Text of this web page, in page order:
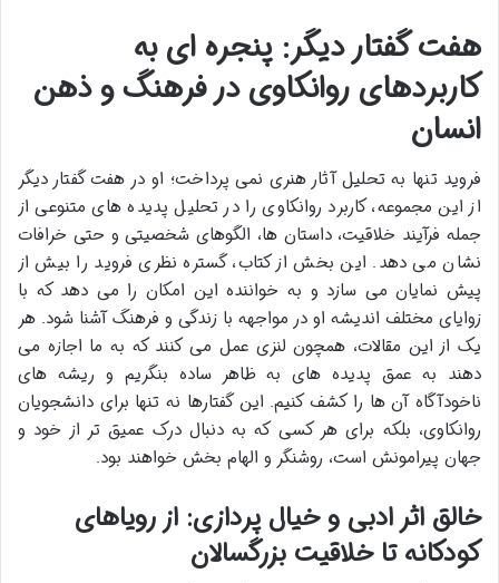
هفت گفتار دیگر: پنجره ای به
کاربردهای روانکاوی در فرهنگ و ذهن
انسان
فروید تنها به تحلیل آثار هنری نمی پرداخت؛ او در هفت گفتار دیگر
از این مجموعه، کاربرد روانکاوی را در تحلیل پدیده های متنوعی از
جمله فرآیند خلاقیت، داستان ها، الگوهای شخصیتی و حتی خرافات
نشان می دهد. این بخش از کتاب، گستره نظری فروید را بیش از
پیش نمایان می سازد و به خواننده این امکان را می دهد که با
زوایای مختلف اندیشه او در مواجهه با زندگی و فرهنگ آشنا شود. هر
یک از این مقالات، همچون لنزی عمل می کنند که به ما اجازه می
دهند به عمق پدیده های به ظاهر ساده بنگریم و ریشه های
ناخودآگاه آن ها را کشف کنیم. این گفتارها نه تنها برای دانشجویان
روانکاوی، بلکه برای هر کسی که به دنبال درک عمیق تر از خود و
جهان پیرامونش است، روشنگر و الهام بخش خواهند بود.
خالق اثر ادبی و خیال پردازی: از رویاهای
کودکانه تا خلاقیت بزرگسالان